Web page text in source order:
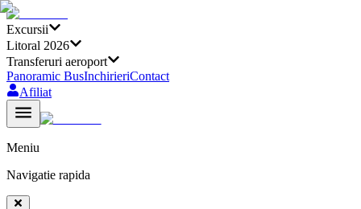
Excursii
Litoral 2026
Transferuri aeroport
Panoramic BusInchirieriContact
Afiliat
Meniu
Navigatie rapida